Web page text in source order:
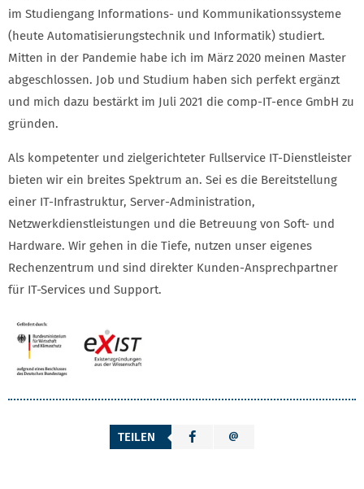
im Studiengang Informations- und Kommunikationssysteme
(heute Automatisierungstechnik und Informatik) studiert.
Mitten in der Pandemie habe ich im März 2020 meinen Master
abgeschlossen. Job und Studium haben sich perfekt ergänzt
und mich dazu bestärkt im Juli 2021 die comp-IT-ence GmbH zu
gründen.
Als kompetenter und zielgerichteter Fullservice IT-Dienstleister
bieten wir ein breites Spektrum an. Sei es die Bereitstellung
einer IT-Infrastruktur, Server-Administration,
Netzwerkdienstleistungen und die Betreuung von Soft- und
Hardware. Wir gehen in die Tiefe, nutzen unser eigenes
Rechenzentrum und sind direkter Kunden-Ansprechpartner
für IT-Services und Support.
TEILEN